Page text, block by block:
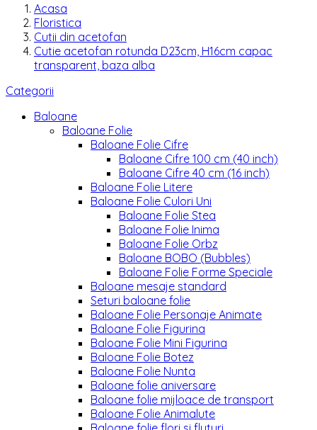
Acasa
Floristica
Cutii din acetofan
Cutie acetofan rotunda D23cm, H16cm capac
transparent, baza alba
Categorii
Baloane
Baloane Folie
Baloane Folie Cifre
Baloane Cifre 100 cm (40 inch)
Baloane Cifre 40 cm (16 inch)
Baloane Folie Litere
Baloane Folie Culori Uni
Baloane Folie Stea
Baloane Folie Inima
Baloane Folie Orbz
Baloane BOBO (Bubbles)
Baloane Folie Forme Speciale
Baloane mesaje standard
Seturi baloane folie
Baloane Folie Personaje Animate
Baloane Folie Figurina
Baloane Folie Mini Figurina
Baloane Folie Botez
Baloane Folie Nunta
Baloane folie aniversare
Baloane folie mijloace de transport
Baloane Folie Animalute